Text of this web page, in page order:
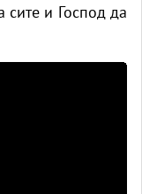
сите и Господ да